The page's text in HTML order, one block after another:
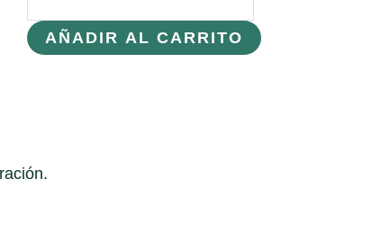
Pilot
cantidad
AÑADIR AL CARRITO